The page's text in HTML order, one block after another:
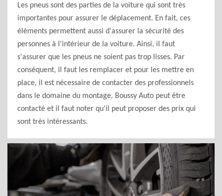
Les pneus sont des parties de la voiture qui sont très
importantes pour assurer le déplacement. En fait, ces
éléments permettent aussi d'assurer la sécurité des
personnes à l'intérieur de la voiture. Ainsi, il faut
s'assurer que les pneus ne soient pas trop lisses. Par
conséquent, il faut les remplacer et pour les mettre en
place, il est nécessaire de contacter des professionnels
dans le domaine du montage. Boussy Auto peut être
contacté et il faut noter qu'il peut proposer des prix qui
sont très intéressants.